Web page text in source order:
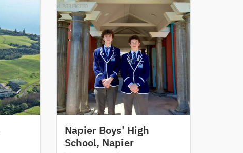
Napier Boys’ High
School, Napier